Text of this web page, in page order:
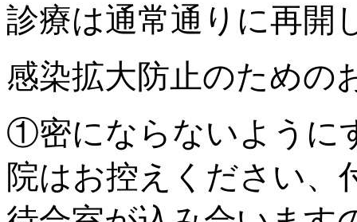
診療は通常通りに再開
感染拡大防止のための
①密にならないように
院はお控えください、